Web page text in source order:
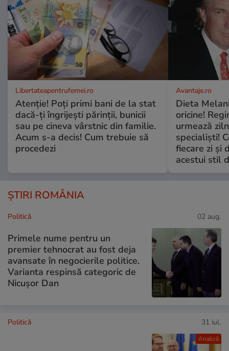
Libertateapentrufemei.ro
Atenție! Poți primi bani de la stat
dacă-ți îngrijești părinții, bunicii
sau pe cineva vârstnic din familie.
Acum s-a decis! Cum trebuie să
procedezi
Avantaje.ro
Dieta
oricine!
urmează
specialiști!
fiecare zi și
acestui stil
ȘTIRI ROMÂNIA
Politică 02 aug.
Primele nume pentru un
premier tehnocrat au fost deja
avansate în negocierile politice.
Varianta respinsă categoric de
Nicușor Dan
Analiză
Politică 31 iul.